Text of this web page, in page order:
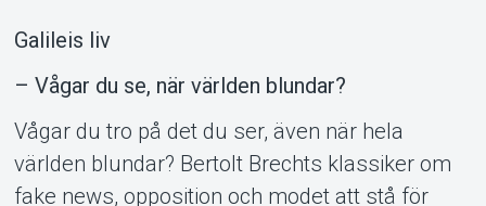
Galileis liv
– Vågar du se, när världen blundar?
Vågar du tro på det du ser, även när hela
världen blundar? Bertolt Brechts klassiker om
fake news, opposition och modet att stå för